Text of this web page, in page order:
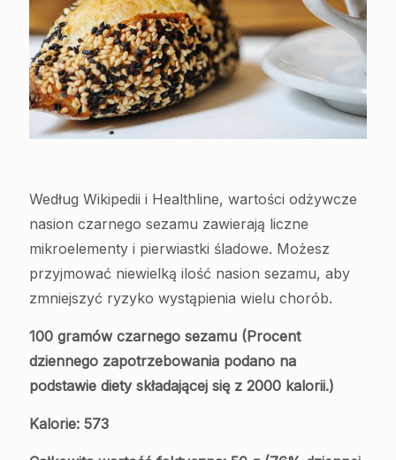
Według Wikipedii i Healthline, wartości odżywcze
nasion czarnego sezamu zawierają liczne
mikroelementy i pierwiastki śladowe. Możesz
przyjmować niewielką ilość nasion sezamu, aby
zmniejszyć ryzyko wystąpienia wielu chorób.
100 gramów czarnego sezamu (Procent
dziennego zapotrzebowania podano na
podstawie diety składającej się z 2000 kalorii.)
Kalorie: 573